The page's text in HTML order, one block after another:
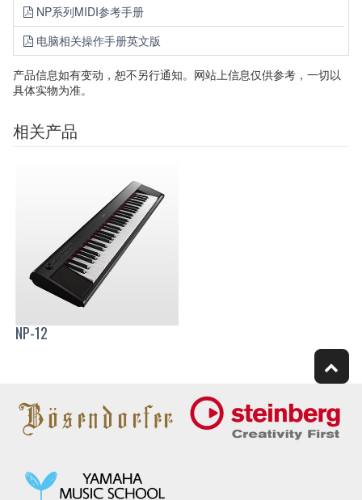
NP系列MIDI参考手册
电脑相关操作手册英文版
产品信息如有变动，恕不另行通知。网站上信息仅供参考，一切以
具体实物为准。
相关产品
NP-12